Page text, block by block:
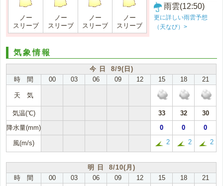
ノー
スリーブ
ノー
スリーブ
ノー
スリーブ
ノー
スリーブ
雨雲(12:50)
更に詳しい雨雲予想
（天なび）>
気象情報
今 日 8/9(日)
時 間
00 03 06 09 12 15 18 21
天 気
気温(℃) 33 32
30
降水量(mm)
0 0 0
風(m/s) 2 2 2
明 日 8/10(月)
時 間
00 03 06 09 12 15 18 21